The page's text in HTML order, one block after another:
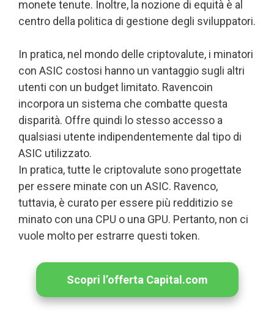
monete tenute. Inoltre, la nozione di equità è al
centro della politica di gestione degli sviluppatori.
In pratica, nel mondo delle criptovalute, i minatori
con ASIC costosi hanno un vantaggio sugli altri
utenti con un budget limitato. Ravencoin
incorpora un sistema che combatte questa
disparità. Offre quindi lo stesso accesso a
qualsiasi utente indipendentemente dal tipo di
ASIC utilizzato.
In pratica, tutte le criptovalute sono progettate
per essere minate con un ASIC. Ravenco,
tuttavia, è curato per essere più redditizio se
minato con una CPU o una GPU. Pertanto, non ci
vuole molto per estrarre questi token.
Scopri l’offerta Capital.com